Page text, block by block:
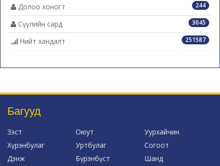
244
Долоо хоногт
3045
Сүүлийн сард
251587
Нийт хандалт
Багууд
Зэст Оюут
Уурхайчин
Хүрэнбулаг
Уртбулаг
Согоот
Дэнж
Бүрэнбүст
Шанд